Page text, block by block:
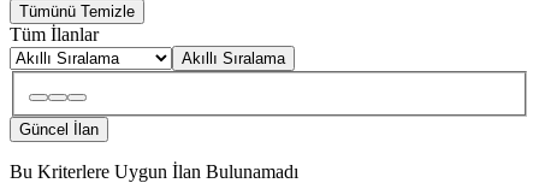
Tümünü Temizle
Tüm İlanlar
Akıllı Sıralama
Güncel İlan
Bu Kriterlere Uygun İlan Bulunamadı